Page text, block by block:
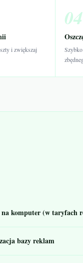
i zwiększaj
04
komputer (w taryfach
bazy reklam